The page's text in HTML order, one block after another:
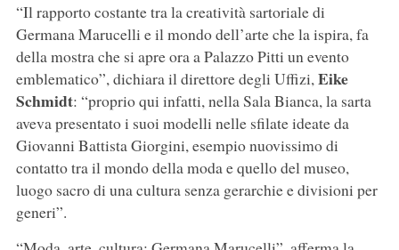
“Il rapporto costante tra la creatività sartoriale di
Germana Marucelli e il mondo dell’arte che la ispira, fa
della mostra che si apre ora a Palazzo Pitti un evento
emblematico”, dichiara il direttore degli Uffizi,Eike
Schmidt: “proprio qui infatti, nella Sala Bianca, la sarta
aveva presentato i suoi modelli nelle sfilate ideate da
Giovanni Battista Giorgini, esempio nuovissimo di
contatto tra il mondo della moda e quello del museo,
luogo sacro di una cultura senza gerarchie e divisioni per
generi”.